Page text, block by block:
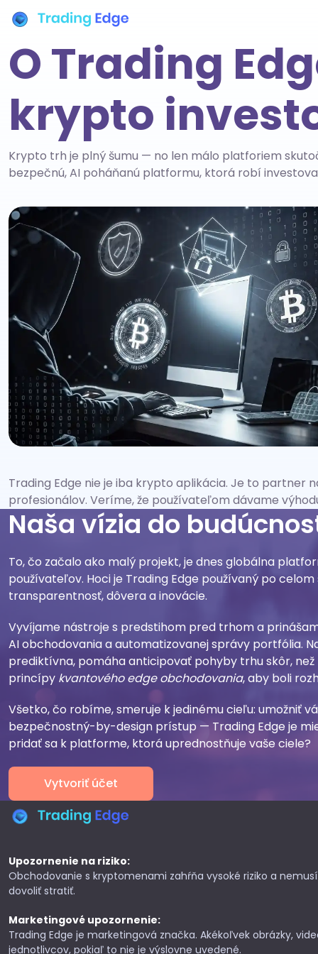
O Trading
krypto
Krypto trh je plný šumu — no len málo platforiem
bezpečnú, AI poháňanú platformu, ktorá robí
Trading Edge nie je iba krypto aplikácia. Je to
profesionálov. Veríme, že používateľom dávame
Naša vízia do
To, čo začalo ako malý projekt, je dnes globálna
používateľov. Hoci je Trading Edge používaný po
transparentnosť, dôvera a inovácie.
Vyvíjame nástroje s predstihom pred trhom a
AI obchodovania a automatizovanej správy portfólia.
prediktívna, pomáha anticipovať pohyby trhu skôr,
princípy kvantového edge obchodovania, aby boli
Všetko, čo robíme, smeruje k jedinému cieľu: umožniť
bezpečnostný-by-design prístup — Trading Edge je
pridať sa k platforme, ktorá uprednostňuje vaše ciele?
Vytvoriť účet
Upozornenie na riziko:
Obchodovanie s kryptomenami zahŕňa vysoké riziko a
dovoliť stratiť.
Marketingové upozornenie:
Trading Edge je marketingová značka. Akékoľvek obrázky,
jednotlivcov, pokiaľ to nie je výslovne uvedené.